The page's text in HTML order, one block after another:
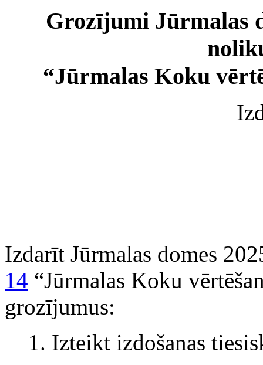
Grozījumi Jūrmalas
“Jūrmalas Koku
Izdarīt Jūrmalas domes
14 “Jūrmalas Koku
grozījumus:
1. Izteikt izdošanas